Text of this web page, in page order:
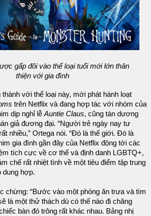
gấp đôi vào thể loại tuổi mới lớn thân
thiện với gia đình
với thể loại này, mới phát hành loạt
trên Netflix và đang hợp tác với nhóm của
dịp nghỉ lễ Auntie Claus, cũng tán dương
giả đương đại. “Người trẻ ngày nay tư
nhiều,” Ortega nói. “Đó là thế giới. Đó là
gia đình gần đây của Netflix động tới các
tích cực về cơ thể và định danh LGBTQ+,
chế rất nhiệt tình về một tiêu điểm tập trung
dung hợp.
chừng: “Bước vào một phòng ăn trưa và tìm
là một thử thách dù có thế nào đi chăng
bàn đó trông rất khác nhau. Bảng nhị